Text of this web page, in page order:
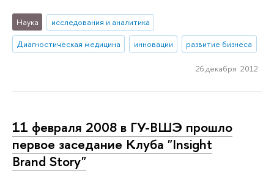
Наука
исследования и аналитика
Диагностическая медицина
инновации развитие бизнеса
26 декабря 2012
11 февраля 2008 в ГУ-ВШЭ прошло
первое заседание Клуба "Insight
Brand Story"